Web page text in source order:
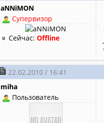
aNNiMON
Супервизор
Сейчас:Offline
22.02.2010 / 16:41
miha
Пользователь